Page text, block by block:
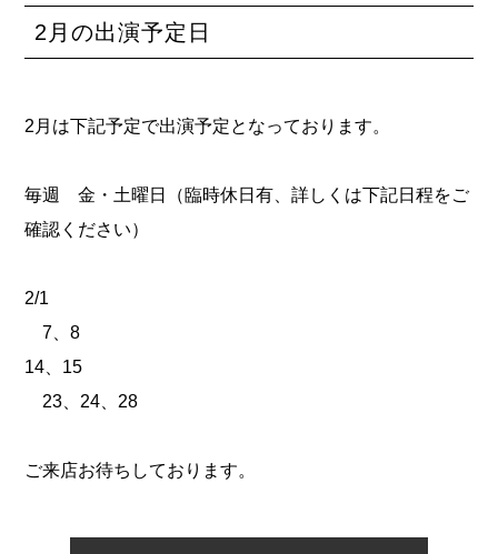
2月の出演予定日
2月は下記予定で出演予定となっております。
毎週 金・土曜日（臨時休日有、詳しくは下記日程をご
確認ください）
2/1
7、8
14、15
23、24、28
ご来店お待ちしております。